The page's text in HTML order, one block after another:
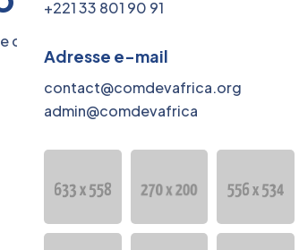
+221 33 801 90 91
Adresse e-mail
contact@comdevafrica.org
admin@comdevafrica
que vous recherchiez. Essayez à